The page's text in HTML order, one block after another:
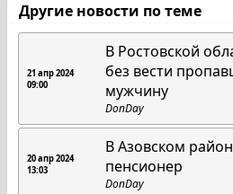
Другие новости по теме
21 апр 2024
09:00
В Ростовской
без вести
мужчину
DonDay
20 апр 2024
13:03
В Азовском
пенсионер
DonDay